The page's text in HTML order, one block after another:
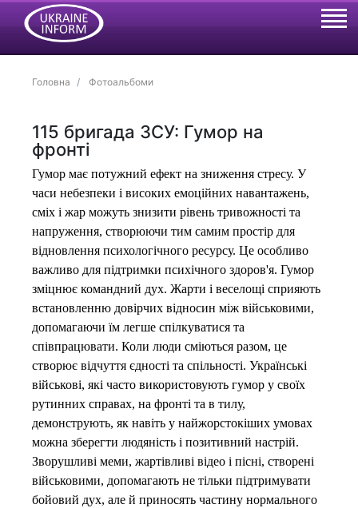
Головна Фотоальбоми
115 бригада ЗСУ: Гумор на
фронті
Гумор має потужний ефект на зниження стресу. У
часи небезпеки і високих емоційних навантажень,
сміх і жар можуть знизити рівень тривожності та
напруження, створюючи тим самим простір для
відновлення психологічного ресурсу. Це особливо
важливо для підтримки психічного здоров'я. Гумор
зміцнює командний дух. Жарти і веселощі сприяють
встановленню довірчих відносин між військовими,
допомагаючи їм легше спілкуватися та
співпрацювати. Коли люди сміються разом, це
створює відчуття єдності та спільності. Українські
військові, які часто використовують гумор у своїх
рутинних справах, на фронті та в тилу,
демонструють, як навіть у найжорстокіших умовах
можна зберегти людяність і позитивний настрій.
Зворушливі меми, жартівливі відео і пісні, створені
військовими, допомагають не тільки підтримувати
бойовий дух, але й приносять частину нормального